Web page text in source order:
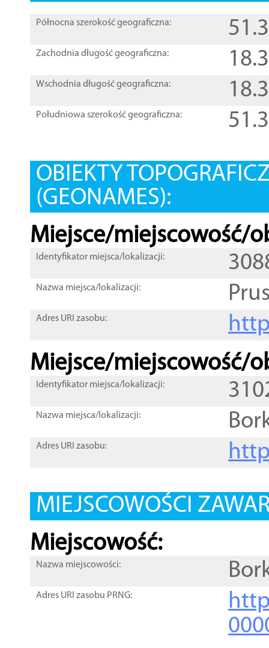
Północna szerokość geograficzna:
Zachodnia długość geograficzna:
Wschodnia długość geograficzna:
Południowa szerokość geograficzna:
OBIEKTY
(GEONAMES):
Miejsce/miejscowość/
Identyfikator miejsca/lokalizacji:
Nazwa miejsca/lokalizacji:
Adres URI zasobu:
Miejsce/miejscowość/
Identyfikator miejsca/lokalizacji:
Nazwa miejsca/lokalizacji:
Adres URI zasobu:
MIEJSCOWOŚCI
Miejscowość:
Nazwa miejscowości:
Adres URI zasobu PRNG: